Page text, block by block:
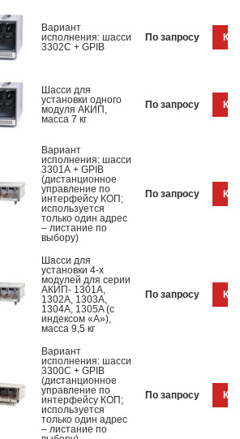
Вариант
исполнения: шасси
3302С + GPIB
По запросу
Шасси для
установки одного
модуля АКИП,
масса 7 кг
По запросу
Вариант
исполнения: шасси
3301А + GPIB
(дистанционное
управление по
интерфейсу КОП;
используется
только один адрес
– листание по
выбору)
По запросу
Шасси для
установки 4-х
модулей для серии
АКИП- 1301A,
1302A, 1303A,
1304A, 1305A (с
индексом «А»),
масса 9,5 кг
По запросу
Вариант
исполнения: шасси
3300С + GPIB
(дистанционное
управление по
интерфейсу КОП;
используется
только один адрес
– листание по
По запросу